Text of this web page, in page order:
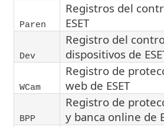
Paren
Registros del
ESET
Dev
Registro del
dispositivos de
WCam
Registro de
web de ESET
BPP
Registro de
y banca online de